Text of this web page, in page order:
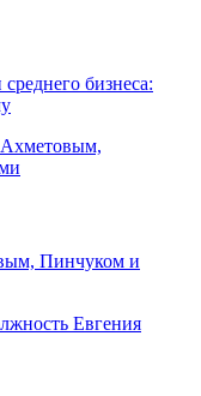
бизнеса:
Пинчуком и